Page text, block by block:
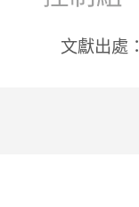
文獻出處：